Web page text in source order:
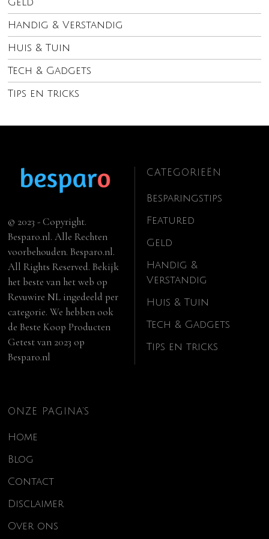
Handig & Verstandig
Huis & Tuin
Tech & Gadgets
Tips en tricks
© 2023 - Copyright.
Besparo.nl. Alle Rechten
voorbehouden. Besparo.nl.
All Rights Reserved. Bekijk
het beste van het web op
Revuwire NL ingedeeld per
categorie. We hebben ook
deBeste Koop Producten
Getest van 2023 op
Besparo.nl
CATEGORIEËN
Besparingstips
Featured
Geld
Handig &
Verstandig
Huis & Tuin
Tech & Gadgets
Tips en tricks
ONZE PAGINA’S
Home
Blog
Contact
Disclaimer
Over ons